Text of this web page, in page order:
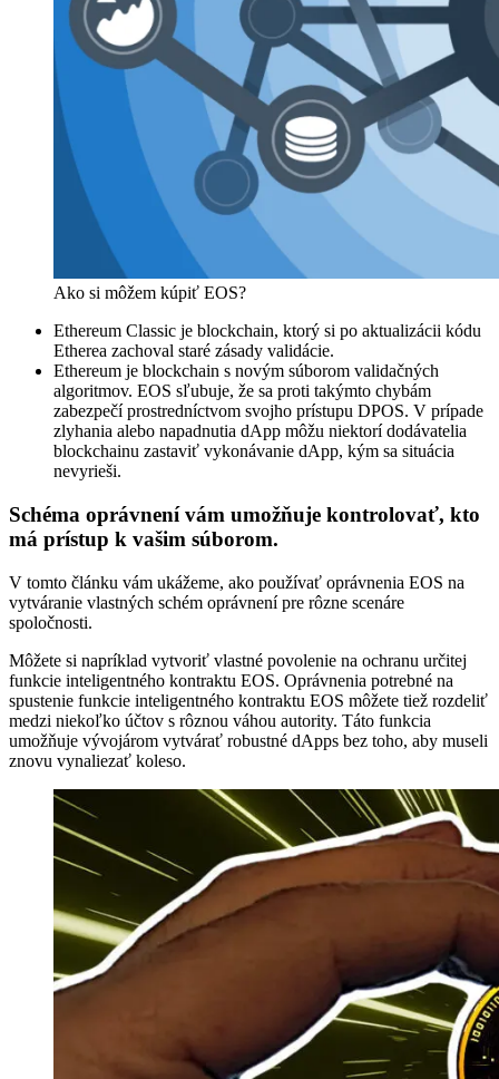
Ako si môžem kúpiť EOS?
Ethereum Classic je blockchain, ktorý si po aktualizácii kódu
Etherea zachoval staré zásady validácie.
Ethereum je blockchain s novým súborom validačných
algoritmov. EOS sľubuje, že sa proti takýmto chybám
zabezpečí prostredníctvom svojho prístupu DPOS. V prípade
zlyhania alebo napadnutia dApp môžu niektorí dodávatelia
blockchainu zastaviť vykonávanie dApp, kým sa situácia
nevyrieši.
Schéma oprávnení vám umožňuje kontrolovať, kto
má prístup k vašim súborom.
V tomto článku vám ukážeme, ako používať oprávnenia EOS na
vytváranie vlastných schém oprávnení pre rôzne scenáre
spoločnosti.
Môžete si napríklad vytvoriť vlastné povolenie na ochranu určitej
funkcie inteligentného kontraktu EOS. Oprávnenia potrebné na
spustenie funkcie inteligentného kontraktu EOS môžete tiež rozdeliť
medzi niekoľko účtov s rôznou váhou autority. Táto funkcia
umožňuje vývojárom vytvárať robustné dApps bez toho, aby museli
znovu vynaliezať koleso.